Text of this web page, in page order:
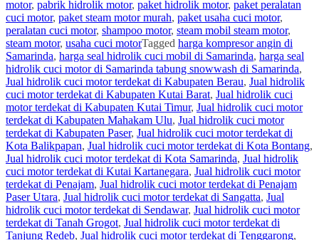
motor, pabrik hidrolik motor, paket hidrolik motor, paket peralatan
cuci motor, paket steam motor murah, paket usaha cuci motor,
peralatan cuci motor, shampoo motor, steam mobil steam motor,
steam motor, usaha cuci motorTagged harga kompresor angin di
Samarinda, harga seal hidrolik cuci mobil di Samarinda, harga seal
hidrolik cuci motor di Samarinda tabung snowwash di Samarinda,
Jual hidrolik cuci motor terdekat di Kabupaten Berau, Jual hidrolik
cuci motor terdekat di Kabupaten Kutai Barat, Jual hidrolik cuci
motor terdekat di Kabupaten Kutai Timur, Jual hidrolik cuci motor
terdekat di Kabupaten Mahakam Ulu, Jual hidrolik cuci motor
terdekat di Kabupaten Paser, Jual hidrolik cuci motor terdekat di
Kota Balikpapan, Jual hidrolik cuci motor terdekat di Kota Bontang,
Jual hidrolik cuci motor terdekat di Kota Samarinda, Jual hidrolik
cuci motor terdekat di Kutai Kartanegara, Jual hidrolik cuci motor
terdekat di Penajam, Jual hidrolik cuci motor terdekat di Penajam
Paser Utara, Jual hidrolik cuci motor terdekat di Sangatta, Jual
hidrolik cuci motor terdekat di Sendawar, Jual hidrolik cuci motor
terdekat di Tanah Grogot, Jual hidrolik cuci motor terdekat di
Tanjung Redeb, Jual hidrolik cuci motor terdekat di Tenggarong,